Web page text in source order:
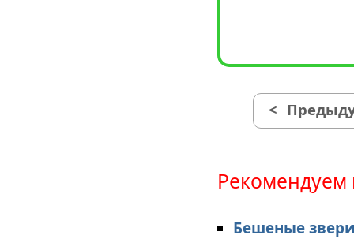
<
Рекомендуем
Бешеные